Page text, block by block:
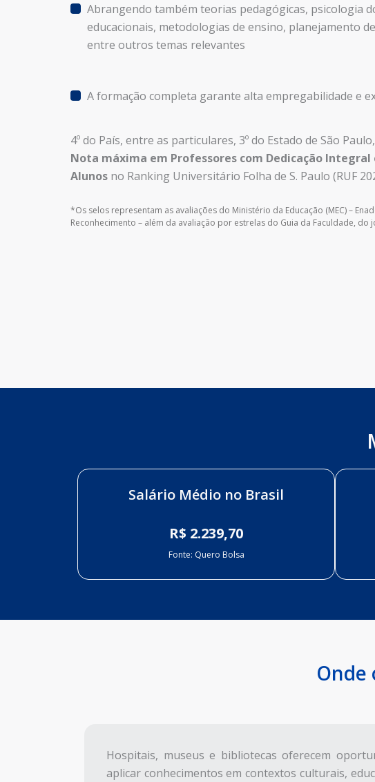
Abrangendo também teorias pedagógicas, psicologia
educacionais, metodologias de ensino, planejamento
entre outros temas relevantes
A formação completa garante alta empregabilidade e
4º do País, entre as particulares, 3º do Estado de São
Nota máxima em Professores com Dedicação Integral
Alunos no Ranking Universitário Folha de S. Paulo (RUF
*Os selos representam as avaliações do Ministério da Educação (MEC) –
Reconhecimento – além da avaliação por estrelas do Guia da Faculdade, do
Salário Médio no Brasil
R$ 2.239,70
Fonte: Quero Bolsa
Onde
Hospitais, museus e bibliotecas oferecem
aplicar conhecimentos em contextos culturais,